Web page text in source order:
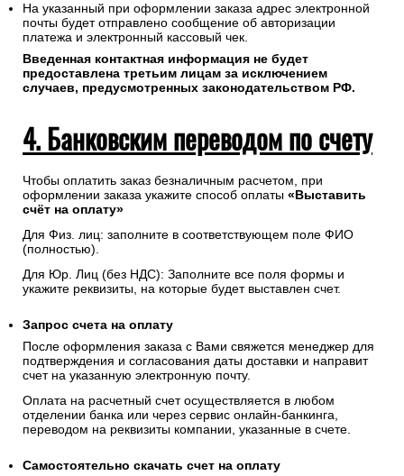
На указанный при оформлении заказа адрес электронной
почты будет отправлено сообщение об авторизации
платежа и электронный кассовый чек.
Введенная контактная информация не будет
предоставлена третьим лицам за исключением
случаев, предусмотренных законодательством РФ.
4. Банковским переводом по счету
Чтобы оплатить заказ безналичным расчетом, при
оформлении заказа укажите способ оплаты «Выставить
счёт на оплату»
Для Физ. лиц: заполните в соответствующем поле ФИО
(полностью).
Для Юр. Лиц (без НДС): Заполните все поля формы и
укажите реквизиты, на которые будет выставлен счет.
Запрос счета на оплату
После оформления заказа с Вами свяжется менеджер для
подтверждения и согласования даты доставки и направит
счет на указанную электронную почту.
Оплата на расчетный счет осуществляется в любом
отделении банка или через сервис онлайн-банкинга,
переводом на реквизиты компании, указанные в счете.
Самостоятельно скачать счет на оплату